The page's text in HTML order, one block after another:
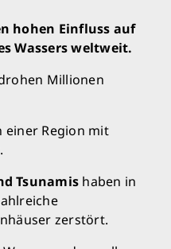
hohen Einfluss auf
Wassers weltweit.
Millionen
einer Region mit
Tsunamis haben in
zerstört.